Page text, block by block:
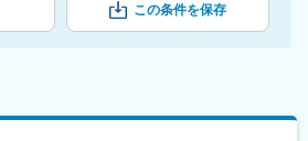
この条件を保存